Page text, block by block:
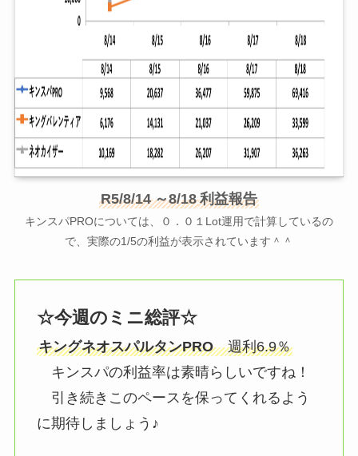
R5/8/14 ～8/18 利益報告
キンスパPROについては、０．０１Lot運用で計算しているの
で、実際の1/5の利益が表示されています＾＾
☆今週のミニ総評☆
キングネオスパルタンPRO週利6.9％
キンスパの利益率は素晴らしいですね！
引き続きこのペースを保ってくれるよう
に期待しましょう♪